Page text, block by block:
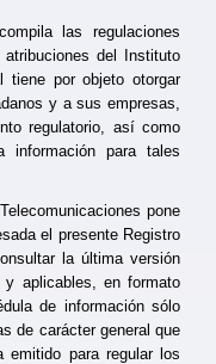
las regulaciones
del Instituto
tiene por objeto otorgar
y a sus empresas,
regulatorio, así como
para tales
pone
el presente Registro
la última versión
y aplicables, en formato
de información sólo
de carácter general que
emitido para regular los